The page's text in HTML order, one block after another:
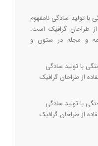
تولید سادگی نامفهوم
طراحان گرافیک است.
و مجله در ستون و
با تولید سادگی
از طراحان گرافیک
با تولید سادگی
از طراحان گرافیک